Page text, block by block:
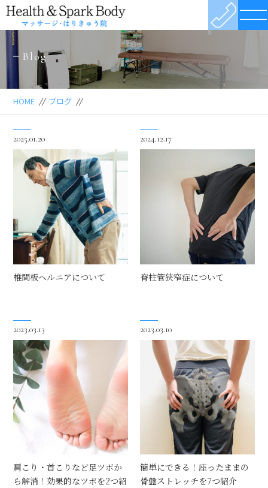
Blog
HOME // ブログ //
2025.01.20
椎間板ヘルニアについて
2024.12.17
脊柱管狭窄症について
2023.03.13
肩こり・首こりなど足ツボか
ら解消！効果的なツボを2つ紹
2023.03.10
簡単にできる！座ったままの
骨盤ストレッチを7つ紹介